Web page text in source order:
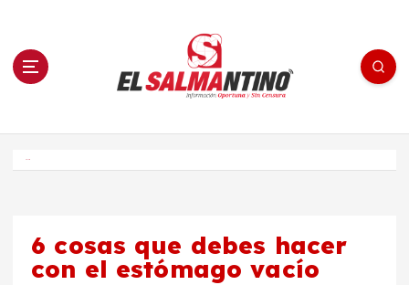
n El Salmantino - medios/noticias/editorial
6 cosas que debes hacer
con el estómago vacío